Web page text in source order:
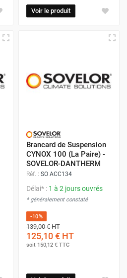
Voir le produit
Brancard de Suspension
CYNOX 100 (La Paire) -
SOVELOR-DANTHERM
Réf. : SO ACC134
Délai* : 1 à 2 jours ouvrés
* généralement constaté
-10%
139,00 €HT
125,10 € HT
soit 150,12 € TTC